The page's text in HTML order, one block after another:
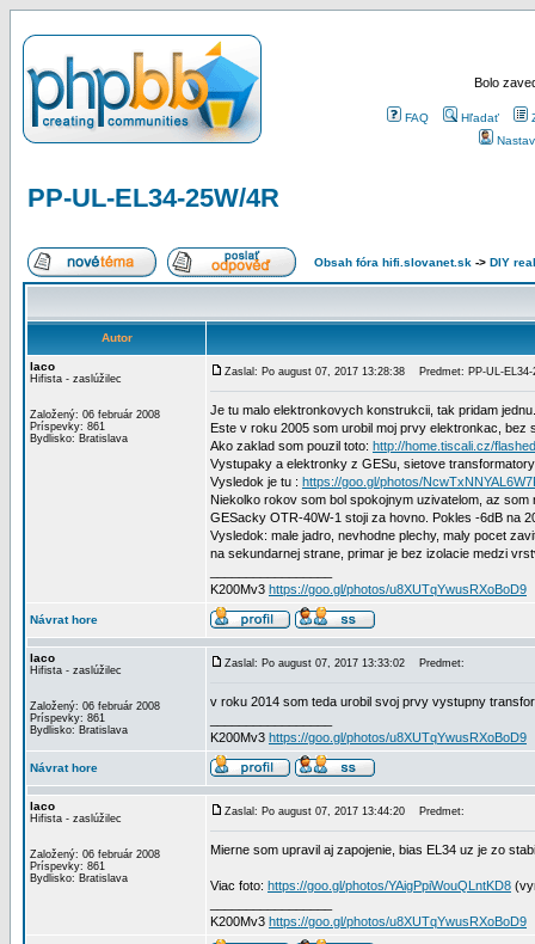
Bolo
FAQ Hľadať
PP-UL-EL34-25W/4R
Obsah fóra hifi.slovanet.sk -> DIY
Autor
laco
Hifista - zaslúžilec
Založený: 06 február 2008
Príspevky: 861
Bydlisko: Bratislava
Zaslal: Po august 07, 2017 13:28:38 Predmet: PP-UL-EL34-
Je tu malo elektronkovych konstrukcii, tak pridam jednu.
Este v roku 2005 som urobil moj prvy elektronkac, bez
Ako zaklad som pouzil toto: http://home.tiscali.cz/
Vystupaky a elektronky z GESu, sietove
Vysledok je tu : https://goo.gl/photos/
Niekolko rokov som bol spokojnym uzivatelom, az
GESacky OTR-40W-1 stoji za hovno. Pokles -6dB na
Vysledok: male jadro, nevhodne plechy, maly pocet
na sekundarnej strane, primar je bez izolacie medzi
K200Mv3 https://goo.gl/photos/u8XUTqYwusRXoBoD9
Návrat hore
laco
Hifista - zaslúžilec
Založený: 06 február 2008
Príspevky: 861
Bydlisko: Bratislava
Zaslal: Po august 07, 2017 13:33:02 Predmet:
v roku 2014 som teda urobil svoj prvy vystupny
K200Mv3 https://goo.gl/photos/u8XUTqYwusRXoBoD9
Návrat hore
laco
Hifista - zaslúžilec
Založený: 06 február 2008
Príspevky: 861
Bydlisko: Bratislava
Zaslal: Po august 07, 2017 13:44:20 Predmet:
Mierne som upravil aj zapojenie, bias EL34 uz je zo
Viac foto: https://goo.gl/photos/YAigPpiWouQLntKD8
K200Mv3 https://goo.gl/photos/u8XUTqYwusRXoBoD9